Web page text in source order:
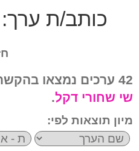
כותב/ת ערך:
42 ערכים נמצאו בהקשר לנושא:
שי שחורי דקל.
מיון תוצאות לפי: